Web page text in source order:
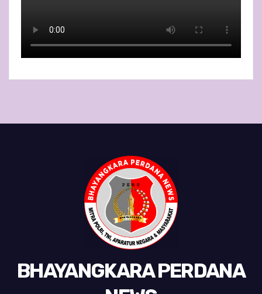
BHAYANGKARA PERDANA